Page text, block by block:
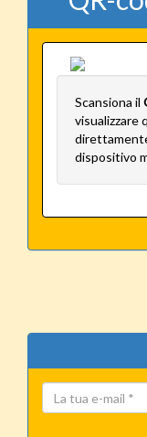
Scansiona il
visualizzare
dispositivo